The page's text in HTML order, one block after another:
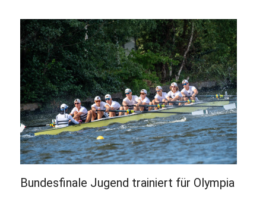
Bundesfinale Jugend trainiert für Olympia